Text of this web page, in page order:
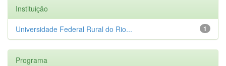
Instituição
1
Universidade Federal Rural do Rio...
Programa